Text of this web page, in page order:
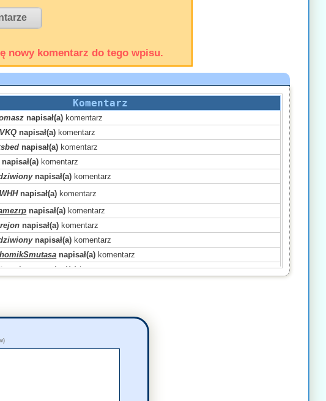
nowy komentarz do tego wpisu.
Komentarz
napisał(a) komentarz
napisał(a) komentarz
napisał(a) komentarz
napisał(a) komentarz
napisał(a) komentarz
napisał(a) komentarz
napisał(a) komentarz
napisał(a) komentarz
napisał(a) komentarz
napisał(a) komentarz
napisał(a)komentarz